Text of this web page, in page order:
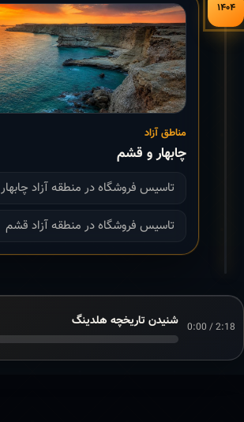
۱۴۰۴
مناطق آزاد
چابهار و قشم
تاسیس فروشگاه در منطقه آزاد چابهار
تاسیس فروشگاه در منطقه آزاد قشم
0:00 / 2:18 شنیدن تاریخچه هلدینگ